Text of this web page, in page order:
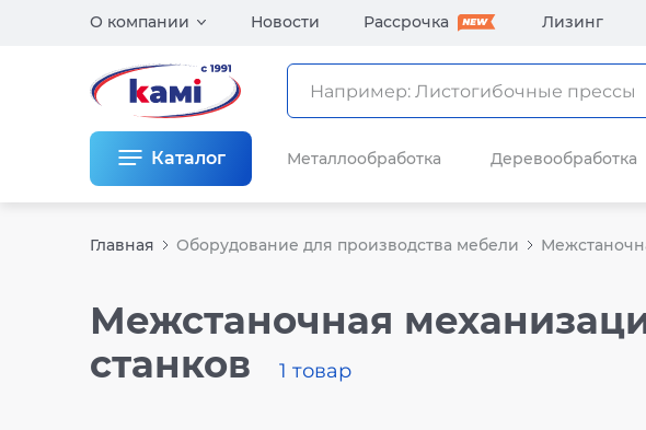
О компании Новости Рассрочка Лизинг
Каталог Металлообработка Деревообработка
Главная Оборудование для производства мебели
Межстаночная
станков
1 товар